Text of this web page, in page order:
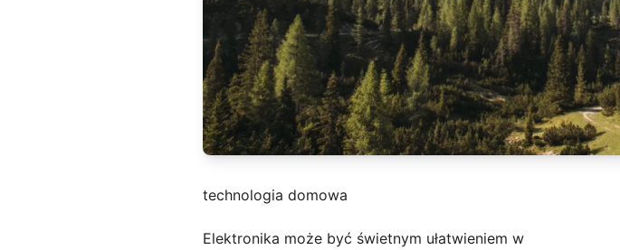
technologia domowa
Elektronika może być świetnym ułatwieniem w